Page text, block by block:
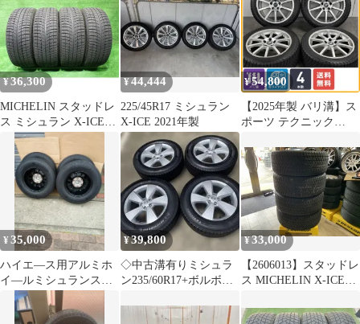
¥36,300
MICHELIN スタッドレ
ス ミシュラン X-ICE3+
225/55R16 4本 7ミリ
2020年
¥44,444
225/45R17 ミシュラン
X-ICE 2021年製
¥54,800
【2025年製 バリ溝】ス
ポーツ テクニック
17in 7.5JJ +34 PCD110
ミシュラン X-ICE
SNOW 225/45R17 ジュ
リエッタ 即納可
¥35,000
ハイエ―ス用アルミホ
イ―ルミシュランスタ
ッドレスタイヤ
¥39,800
◇中古溝有りミシュラ
ン235/60R17+ボルボ
セット
¥33,000
【2606013】スタッドレ
ス MICHELIN X-ICE
2022年 6.5mm 7mm